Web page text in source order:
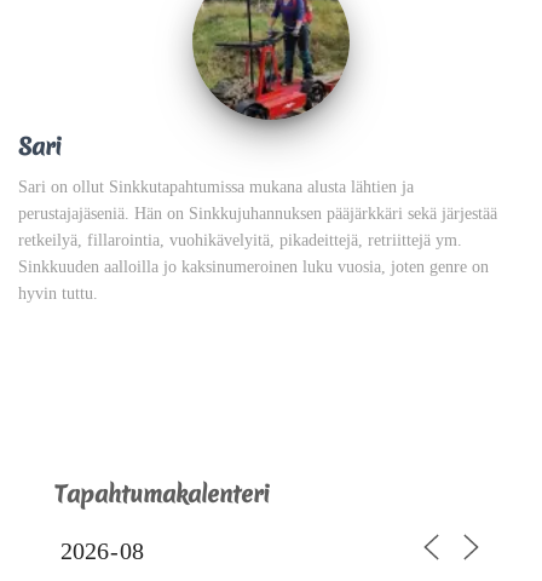
Sari
Sari on ollut Sinkkutapahtumissa mukana alusta lähtien ja
perustajajäseniä. Hän on Sinkkujuhannuksen pääjärkkäri sekä järjestää
retkeilyä, fillarointia, vuohikävelyitä, pikadeittejä, retriittejä ym.
Sinkkuuden aalloilla jo kaksinumeroinen luku vuosia, joten genre on
hyvin tuttu.
Tapahtumakalenteri